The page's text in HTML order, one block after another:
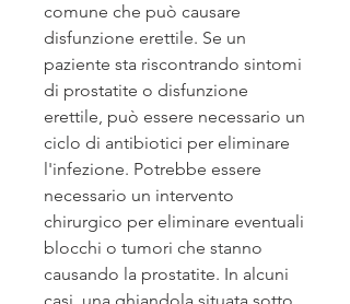
comune che può causare
disfunzione erettile. Se un
paziente sta riscontrando sintomi
di prostatite o disfunzione
erettile, può essere necessario un
ciclo di antibiotici per eliminare
l'infezione. Potrebbe essere
necessario un intervento
chirurgico per eliminare eventuali
blocchi o tumori che stanno
causando la prostatite. In alcuni